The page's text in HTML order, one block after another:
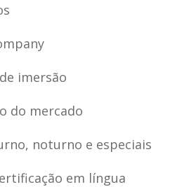
imersão
do mercado
noturno e especiais
em língua